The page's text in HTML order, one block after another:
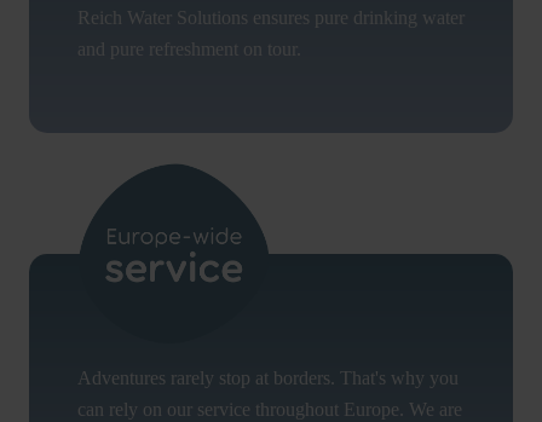
Reich Water Solutions ensures pure drinking water
and pure refreshment on tour.
Adventures rarely stop at borders. That's why you
can rely on our service throughout Europe. We are